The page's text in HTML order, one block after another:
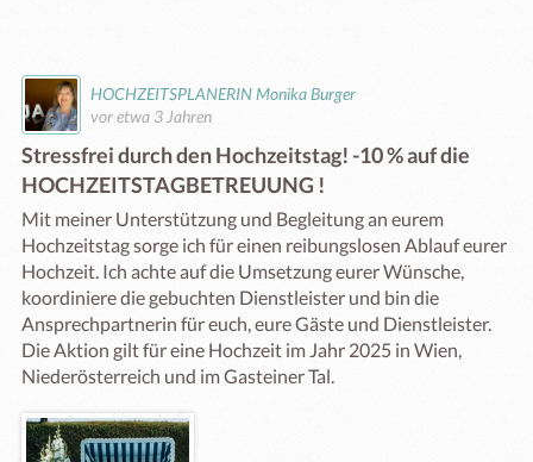
HOCHZEITSPLANERIN Monika Burger
vor etwa 3 Jahren
Stressfrei durch den Hochzeitstag! -10 % auf die
HOCHZEITSTAGBETREUUNG !
Mit meiner Unterstützung und Begleitung an eurem
Hochzeitstag sorge ich für einen reibungslosen Ablauf eurer
Hochzeit. Ich achte auf die Umsetzung eurer Wünsche,
koordiniere die gebuchten Dienstleister und bin die
Ansprechpartnerin für euch, eure Gäste und Dienstleister.
Die Aktion gilt für eine Hochzeit im Jahr 2025 in Wien,
Niederösterreich und im Gasteiner Tal.